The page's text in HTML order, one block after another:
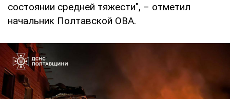
состоянии средней тяжести", – отметил
начальник Полтавской ОВА.